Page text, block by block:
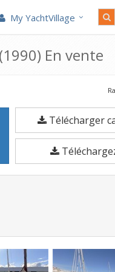
My YachtVillage
En vente
Télécharger